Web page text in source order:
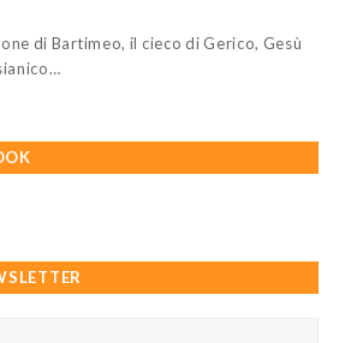
di Bartimeo, il cieco di Gerico, Gesù